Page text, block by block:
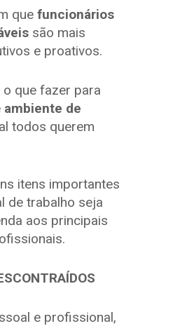
que funcionários
são mais
e proativos.
o que fazer para
ambiente de
todos querem
itens importantes
de trabalho seja
aos principais
e profissional,